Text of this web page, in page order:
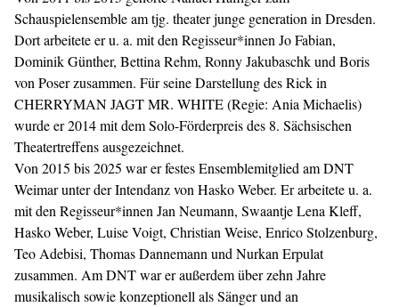
Schauspielensemble am tjg. theater junge generation in Dresden.
Dort arbeitete er u. a. mit den Regisseur*innen Jo Fabian,
Dominik Günther, Bettina Rehm, Ronny Jakubaschk und Boris
von Poser zusammen. Für seine Darstellung des Rick in
CHERRYMAN JAGT MR. WHITE (Regie: Ania Michaelis)
wurde er 2014 mit dem Solo-Förderpreis des 8. Sächsischen
Theatertreffens ausgezeichnet.
Von 2015 bis 2025 war er festes Ensemblemitglied am DNT
Weimar unter der Intendanz von Hasko Weber. Er arbeitete u. a.
mit den Regisseur*innen Jan Neumann, Swaantje Lena Kleff,
Hasko Weber, Luise Voigt, Christian Weise, Enrico Stolzenburg,
Teo Adebisi, Thomas Dannemann und Nurkan Erpulat
zusammen. Am DNT war er außerdem über zehn Jahre
musikalisch sowie konzeptionell als Sänger und an